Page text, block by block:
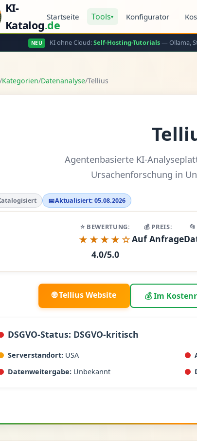
KI-
Katalog.de
Startseite Tools▾ Konfigurator
NEU KI ohne Cloud:Self-Hosting-Tutorials— Ollama,
Kategorien/Datenanalyse/Tellius
Agentenbasierte KI-
Ursachenforschung in
📅Aktualisiert: 05.08.2026
⭐ BEWERTUNG:
★★★★☆
4.0/5.0
💰 PREIS:
Auf Anfrage
🌐 Tellius Website 💰 Im
DSGVO-Status: DSGVO-kritisch
Serverstandort: USA
Datenweitergabe: Unbekannt